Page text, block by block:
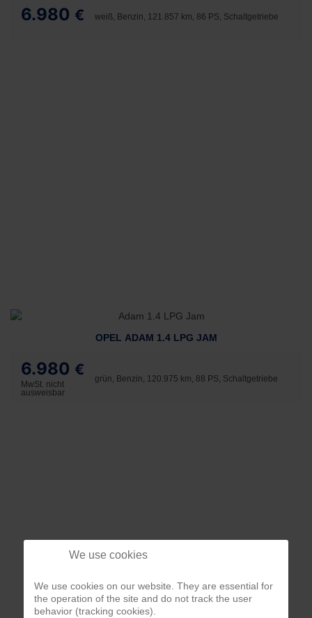
6.980 € weiß, Benzin, 121.857 km, 86 PS, Schaltgetriebe
OPEL ADAM 1.4 LPG JAM
6.980 €
MwSt. nicht
ausweisbar
grün, Benzin, 120.975 km, 88 PS, Schaltgetriebe
We use cookies
We use cookies on our website. They are essential for
the operation of the site and do not track the user
behavior (tracking cookies).